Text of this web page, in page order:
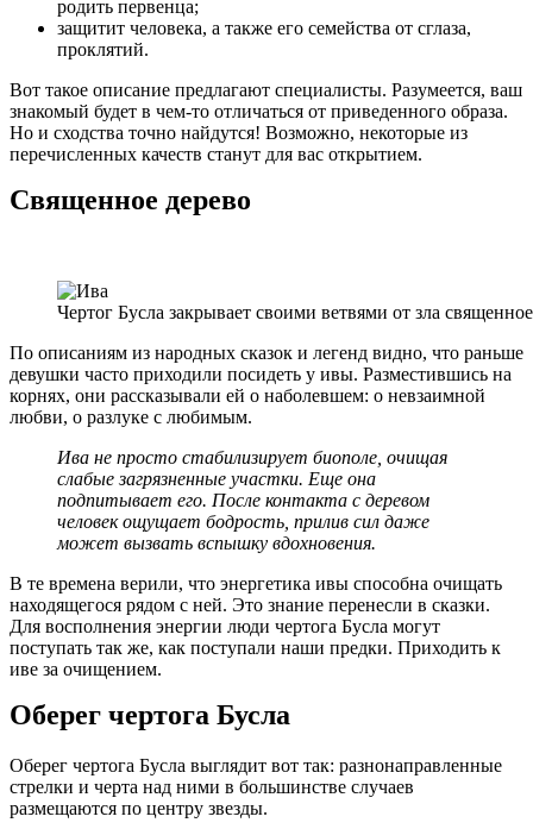
родить первенца;
защитит человека, а также его семейства от сглаза,
проклятий.
Вот такое описание предлагают специалисты. Разумеется, ваш
знакомый будет в чем-то отличаться от приведенного образа.
Но и сходства точно найдутся! Возможно, некоторые из
перечисленных качеств станут для вас открытием.
Священное дерево
Чертог Бусла закрывает своими ветвями от зла
По описаниям из народных сказок и легенд видно, что раньше
девушки часто приходили посидеть у ивы. Разместившись на
корнях, они рассказывали ей о наболевшем: о невзаимной
любви, о разлуке с любимым.
Ива не просто стабилизирует биополе, очищая
слабые загрязненные участки. Еще она
подпитывает его. После контакта с деревом
человек ощущает бодрость, прилив сил даже
может вызвать вспышку вдохновения.
В те времена верили, что энергетика ивы способна очищать
находящегося рядом с ней. Это знание перенесли в сказки.
Для восполнения энергии люди чертога Бусла могут
поступать так же, как поступали наши предки. Приходить к
иве за очищением.
Оберег чертога Бусла
Оберег чертога Бусла выглядит вот так: разнонаправленные
стрелки и черта над ними в большинстве случаев
размещаются по центру звезды.